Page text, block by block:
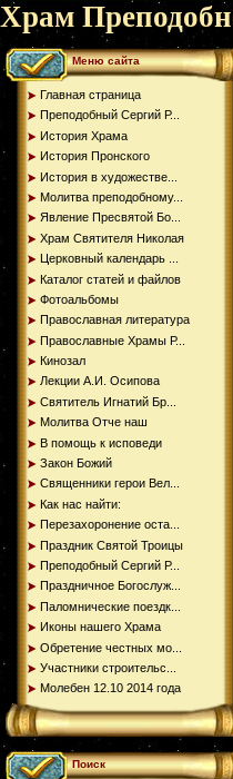
Храм
Меню сайта
Главная страница
Преподобный Сергий Р...
История Храма
История Пронского
История в художестве...
Молитва преподобному...
Явление Пресвятой Бо...
Храм Святителя Николая
Церковный календарь ...
Каталог статей и файлов
Фотоальбомы
Православная литература
Православные Храмы Р...
Кинозал
Лекции А.И. Осипова
Святитель Игнатий Бр...
Молитва Отче наш
В помощь к исповеди
Закон Божий
Священники герои Вел...
Как нас найти:
Перезахоронение оста...
Праздник Святой Троицы
Преподобный Сергий Р...
Праздничное Богослуж...
Паломнические поездк...
Иконы нашего Храма
Обретение честных мо...
Участники строительс...
Молебен 12.10 2014 года
Поиск